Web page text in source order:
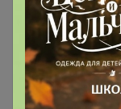
Чтобы